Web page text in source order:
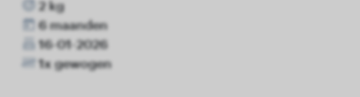
2 kg
6 maanden
16-01-2026
1x gewogen